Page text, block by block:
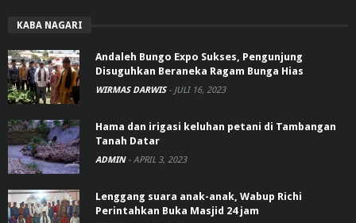
KABA NAGARI
Andaleh Bungo Expo Sukses, Pengunjung
Disuguhkan Beraneka Ragam Bunga Hias
WIRMAS DARWIS - JULI 16, 2023
Hama dan irigasi keluhan petani di Tambangan
Tanah Datar
ADMIN - APRIL 3, 2023
Lenggang suara anak-anak, Wabup Richi
Perintahkan Buka Masjid 24 jam